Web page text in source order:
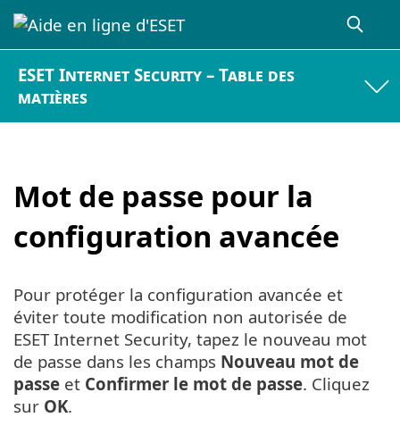
ESET Internet Security – Table des
matières
Mot de passe pour la
configuration avancée
Pour protéger la configuration avancée et
éviter toute modification non autorisée de
ESET Internet Security, tapez le nouveau mot
de passe dans les champs Nouveau mot de
passe et Confirmer le mot de passe. Cliquez
sur OK.